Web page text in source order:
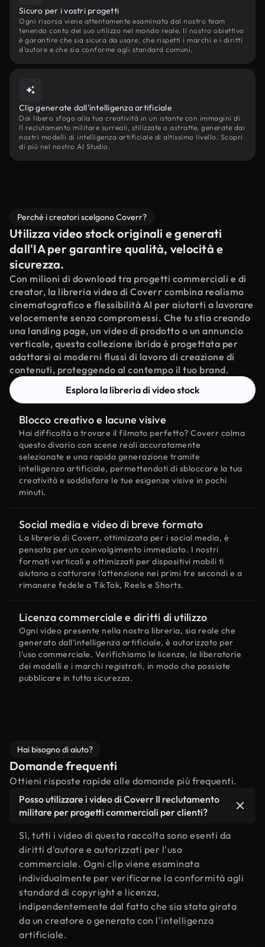
Sicuro per i vostri progetti
Ogni risorsa viene attentamente esaminata dal nostro team
tenendo conto del suo utilizzo nel mondo reale. Il nostro obiettivo
è garantire che sia sicura da usare, che rispetti i marchi e i diritti
d'autore e che sia conforme agli standard comuni.
Clip generate dall'intelligenza artificiale
Dai libero sfogo alla tua creatività in un istante con immagini di
Il reclutamento militare surreali, stilizzate o astratte, generate dai
nostri modelli di intelligenza artificiale di altissimo livello. Scopri
di più nel nostro AI Studio.
Perché i creatori scelgono Coverr?
Utilizza video stock originali e generati
dall'IA per garantire qualità, velocità e
sicurezza.
Con milioni di download tra progetti commerciali e di
creator, la libreria video di Coverr combina realismo
cinematografico e flessibilità AI per aiutarti a lavorare
velocemente senza compromessi. Che tu stia creando
una landing page, un video di prodotto o un annuncio
verticale, questa collezione ibrida è progettata per
adattarsi ai moderni flussi di lavoro di creazione di
contenuti, proteggendo al contempo il tuo brand.
Esplora la libreria di video stock
Blocco creativo e lacune visive
Hai difficoltà a trovare il filmato perfetto? Coverr colma
questo divario con scene reali accuratamente
selezionate e una rapida generazione tramite
intelligenza artificiale, permettendoti di sbloccare la tua
creatività e soddisfare le tue esigenze visive in pochi
minuti.
Social media e video di breve formato
La libreria di Coverr, ottimizzata per i social media, è
pensata per un coinvolgimento immediato. I nostri
formati verticali e ottimizzati per dispositivi mobili ti
aiutano a catturare l'attenzione nei primi tre secondi e a
rimanere fedele a TikTok, Reels e Shorts.
Licenza commerciale e diritti di utilizzo
Ogni video presente nella nostra libreria, sia reale che
generato dall'intelligenza artificiale, è autorizzato per
l'uso commerciale. Verifichiamo le licenze, le liberatorie
dei modelli e i marchi registrati, in modo che possiate
pubblicare in tutta sicurezza.
Hai bisogno di aiuto?
Domande frequenti
Ottieni risposte rapide alle domande più frequenti.
Posso utilizzare i video di Coverr Il reclutamento
militare per progetti commerciali per clienti?
Sì, tutti i video di questa raccolta sono esenti da
diritti d'autore e autorizzati per l'uso
commerciale. Ogni clip viene esaminata
individualmente per verificarne la conformità agli
standard di copyright e licenza,
indipendentemente dal fatto che sia stata girata
da un creatore o generata con l'intelligenza
artificiale.